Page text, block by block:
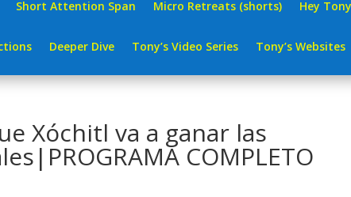
Short Attention Span Micro Retreats (shorts) Hey
Deeper Dive Tony’s Video Series Tony’s Websites
Xóchitl va a ganar las
COMPLETO